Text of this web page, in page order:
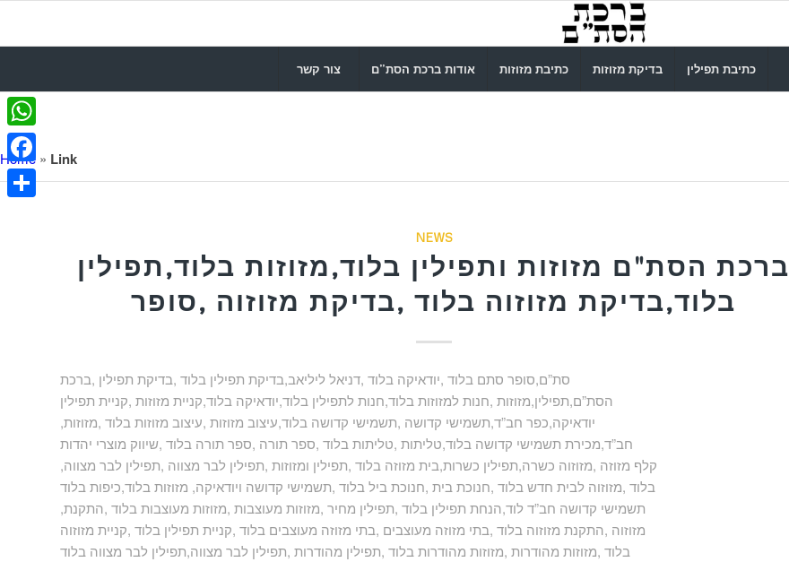
צור קשר אודות ברכת הסת”ם כתיבת מזוזות בדיקת מזוזות כתיבת תפילין
Home » Link
NEWS
ברכת הסת"ם מזוזות ותפילין בלוד,מזוזות בלוד,תפילין
בלוד,בדיקת מזוזוה בלוד ,בדיקת מזוזוה ,סופר
סת”ם,סופר סתם בלוד ,יודאיקה בלוד ,דניאל ליליאב,בדיקת תפילין בלוד ,בדיקת תפילין ,ברכת
הסת”ם,תפילין,מזוזות ,חנות למזוזות בלוד,חנות לתפילין בלוד,יודאיקה בלוד,קניית מזוזות ,קניית תפילין
,יודאיקה,כפר חב”ד,תשמישי קדושה ,תשמישי קדושה בלוד,עיצוב מזוזות ,עיצוב מזוזות בלוד ,מזוזות
חב”ד,מכירת תשמישי קדושה בלוד,טליתות ,טליתות בלוד ,ספר תורה ,ספר תורה בלוד ,שיווק מוצרי יהדות
,קלף מזוזה ,מזוזוה כשרה,תפילין כשרות,בית מזוזה בלוד ,תפילין ומזוזות ,תפילין לבר מצווה ,תפילין לבר מצווה
בלוד ,מזוזוה לבית חדש בלוד ,חנוכת בית ,חנוכת ביל בלוד ,תשמישי קדושה ויודאיקה, מזוזות בלוד,כיפות בלוד
,תשמישי קדושה חב”ד לוד,הנחת תפילין בלוד ,תפילין מחיר ,מזוזות מעוצבות ,מזוזות מעוצבות בלוד ,התקנת
מזוזוה ,התקנת מזוזוה בלוד ,בתי מזוזה מעוצבים ,בתי מזוזה מעוצבים בלוד ,קניית תפילין בלוד ,קניית מזוזוה
בלוד ,מזוזות מהודרות ,מזוזות מהודרות בלוד ,תפילין מהודרות ,תפילין לבר מצווה,תפילין לבר מצווה בלוד
WhatsApp
Facebook